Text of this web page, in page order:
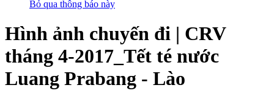
Bỏ qua thông báo này
Hình ảnh chuyến đi | CRV
tháng 4-2017_Tết té nước
Luang Prabang - Lào